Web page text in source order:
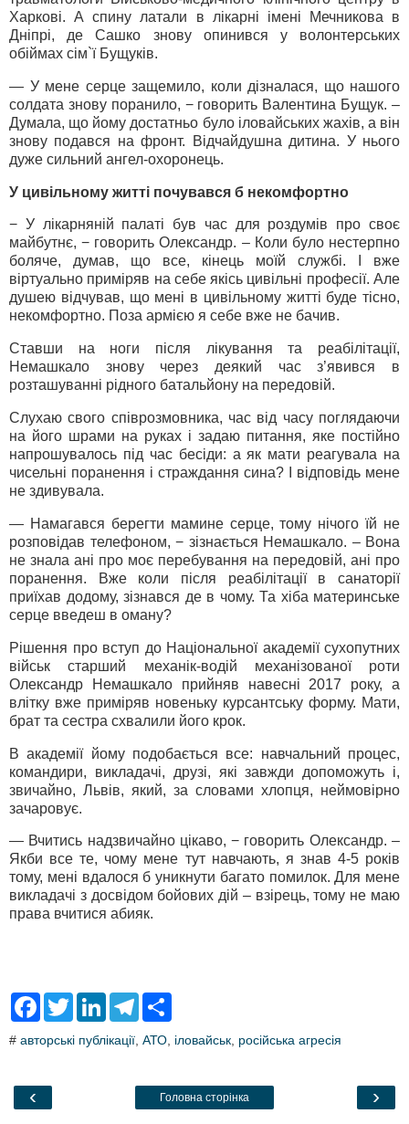
Харкові. А спину латали в лікарні імені Мечникова в
Дніпрі, де Сашко знову опинився у волонтерських
обіймах сім`ї Бущуків.
— У мене серце защемило, коли дізналася, що нашого
солдата знову поранило, − говорить Валентина Бущук. –
Думала, що йому достатньо було іловайських жахів, а він
знову подався на фронт. Відчайдушна дитина. У нього
дуже сильний ангел-охоронець.
У цивільному житті почувався б некомфортно
− У лікарняній палаті був час для роздумів про своє
майбутнє, − говорить Олександр. – Коли було нестерпно
боляче, думав, що все, кінець моїй службі. І вже
віртуально приміряв на себе якісь цивільні професії. Але
душею відчував, що мені в цивільному житті буде тісно,
некомфортно. Поза армією я себе вже не бачив.
Ставши на ноги після лікування та реабілітації,
Немашкало знову через деякий час з’явився в
розташуванні рідного батальйону на передовій.
Слухаю свого співрозмовника, час від часу поглядаючи
на його шрами на руках і задаю питання, яке постійно
напрошувалось під час бесіди: а як мати реагувала на
чисельні поранення і страждання сина? І відповідь мене
не здивувала.
— Намагався берегти мамине серце, тому нічого їй не
розповідав телефоном, − зізнається Немашкало. – Вона
не знала ані про моє перебування на передовій, ані про
поранення. Вже коли після реабілітації в санаторії
приїхав додому, зізнався де в чому. Та хіба материнське
серце введеш в оману?
Рішення про вступ до Національної академії сухопутних
військ старший механік-водій механізованої роти
Олександр Немашкало прийняв навесні 2017 року, а
влітку вже приміряв новеньку курсантську форму. Мати,
брат та сестра схвалили його крок.
В академії йому подобається все: навчальний процес,
командири, викладачі, друзі, які завжди допоможуть і,
звичайно, Львів, який, за словами хлопця, неймовірно
зачаровує.
— Вчитись надзвичайно цікаво, − говорить Олександр. –
Якби все те, чому мене тут навчають, я знав 4-5 років
тому, мені вдалося б уникнути багато помилок. Для мене
викладачі з досвідом бойових дій – взірець, тому не маю
права вчитися абияк.
F
e
o
T
t
L
k
T
e
a
r
# авторські публікації, АТО, іловайськ, російська агресія
‹ ›
Головна сторінка